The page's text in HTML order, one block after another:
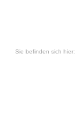
Sie befinden sich hier: